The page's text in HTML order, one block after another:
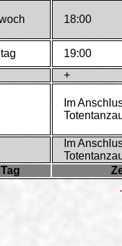
18:00
19:00
+
Im
Im
Tag